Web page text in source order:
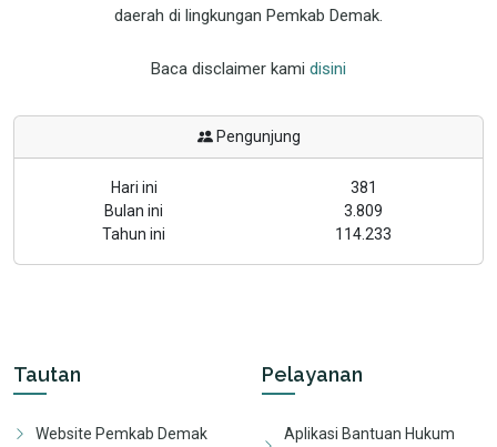
daerah di lingkungan Pemkab Demak.
Baca disclaimer kami disini
Pengunjung
Hari ini
381
Bulan ini
3.809
Tahun ini
114.233
Tautan
Website Pemkab Demak
Pelayanan
Aplikasi Bantuan Hukum